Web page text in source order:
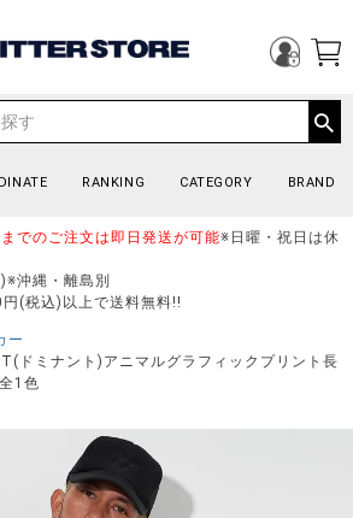
RANKING CATEGORY BRAND
でのご注文は即日発送が可能※日曜・祝日は休
沖縄・離島別
(税込)以上で送料無料!!
ー
ドミナント)アニマルグラフィックプリント長
1色